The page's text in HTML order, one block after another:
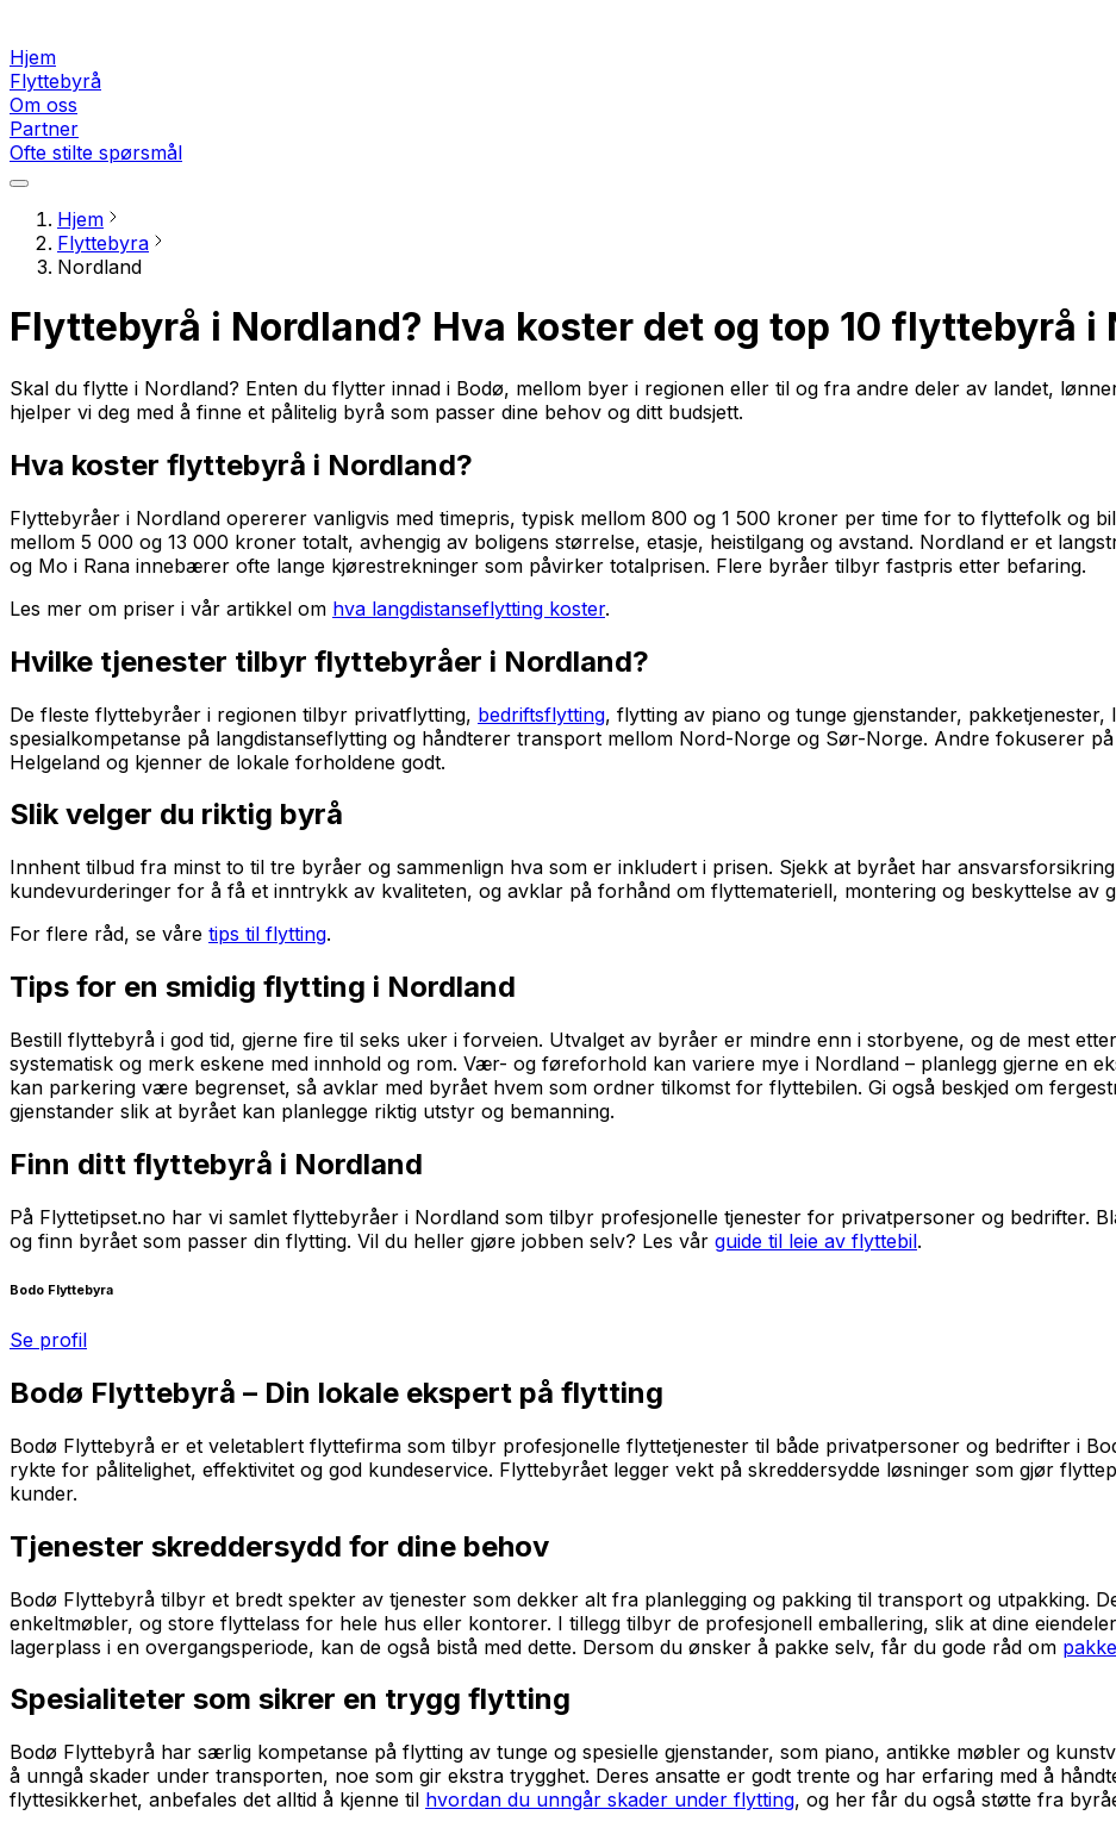
Hjem
Flyttebyrå
Om oss
Partner
Ofte stilte spørsmål
Hjem
Flyttebyra
Nordland
Flyttebyrå i Nordland? Hva koster det og top 10 flyttebyrå i
Skal du flytte i Nordland? Enten du flytter innad i Bodø, mellom byer i regionen eller til og fra andre deler av landet,
hjelper vi deg med å finne et pålitelig byrå som passer dine behov og ditt budsjett.
Hva koster flyttebyrå i Nordland?
Flyttebyråer i Nordland opererer vanligvis med timepris, typisk mellom 800 og 1 500 kroner per time for to flyttefolk og
mellom 5 000 og 13 000 kroner totalt, avhengig av boligens størrelse, etasje, heistilgang og avstand. Nordland er et
og Mo i Rana innebærer ofte lange kjørestrekninger som påvirker totalprisen. Flere byråer tilbyr fastpris etter befaring.
Les mer om priser i vår artikkel om hva langdistanseflytting koster.
Hvilke tjenester tilbyr flyttebyråer i Nordland?
De fleste flyttebyråer i regionen tilbyr privatflytting, bedriftsflytting, flytting av piano og tunge gjenstander,
spesialkompetanse på langdistanseflytting og håndterer transport mellom Nord-Norge og Sør-Norge. Andre fokuserer
Helgeland og kjenner de lokale forholdene godt.
Slik velger du riktig byrå
Innhent tilbud fra minst to til tre byråer og sammenlign hva som er inkludert i prisen. Sjekk at byrået har
kundevurderinger for å få et inntrykk av kvaliteten, og avklar på forhånd om flyttemateriell, montering og beskyttelse av
For flere råd, se våre tips til flytting.
Tips for en smidig flytting i Nordland
Bestill flyttebyrå i god tid, gjerne fire til seks uker i forveien. Utvalget av byråer er mindre enn i storbyene, og de mest
systematisk og merk eskene med innhold og rom. Vær- og føreforhold kan variere mye i Nordland – planlegg gjerne en
kan parkering være begrenset, så avklar med byrået hvem som ordner tilkomst for flyttebilen. Gi også beskjed om
gjenstander slik at byrået kan planlegge riktig utstyr og bemanning.
Finn ditt flyttebyrå i Nordland
På Flyttetipset.no har vi samlet flyttebyråer i Nordland som tilbyr profesjonelle tjenester for privatpersoner og bedrifter.
og finn byrået som passer din flytting. Vil du heller gjøre jobben selv? Les vår guide til leie av flyttebil.
Bodo Flyttebyra
Se profil
Bodø Flyttebyrå – Din lokale ekspert på flytting
Bodø Flyttebyrå er et veletablert flyttefirma som tilbyr profesjonelle flyttetjenester til både privatpersoner og bedrifter i
rykte for pålitelighet, effektivitet og god kundeservice. Flyttebyrået legger vekt på skreddersydde løsninger som gjør
kunder.
Tjenester skreddersydd for dine behov
Bodø Flyttebyrå tilbyr et bredt spekter av tjenester som dekker alt fra planlegging og pakking til transport og utpakking.
enkeltmøbler, og store flyttelass for hele hus eller kontorer. I tillegg tilbyr de profesjonell emballering, slik at dine
lagerplass i en overgangsperiode, kan de også bistå med dette. Dersom du ønsker å pakke selv, får du gode råd om
Spesialiteter som sikrer en trygg flytting
Bodø Flyttebyrå har særlig kompetanse på flytting av tunge og spesielle gjenstander, som piano, antikke møbler og
å unngå skader under transporten, noe som gir ekstra trygghet. Deres ansatte er godt trente og har erfaring med å
flyttesikkerhet, anbefales det alltid å kjenne til hvordan du unngår skader under flytting, og her får du også støtte fra